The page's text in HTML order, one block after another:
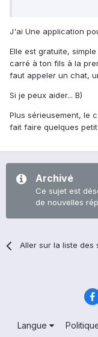
J'ai Une application
Elle est gratuite,
carré à ton fils à la
faut appeler un chat,
Si je peux aider... B)
Plus sérieusement, le
fait faire quelques
Archivé
Ce sujet est
de nouvelles
Aller sur la liste des
Langue